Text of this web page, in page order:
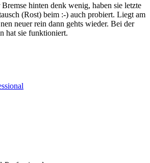
hinten denk wenig, haben sie letzte
(Rost) beim :-) auch probiert. Liegt am
neuer rein dann gehts wieder. Bei der
hat sie funktioniert.